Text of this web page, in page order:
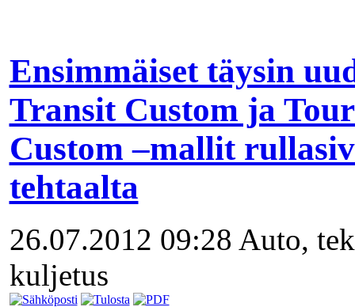
Ensimmäiset täysin
Transit Custom ja
Custom –mallit
tehtaalta
26.07.2012 09:28 Auto,
kuljetus